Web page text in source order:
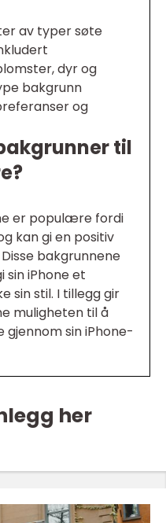
av typer søte
dyr og
bakgrunn
og
til
er populære fordi
kan gi en positiv
bakgrunnene
sin iPhone et
sin stil. I tillegg gir
muligheten til å
gjennom sin iPhone-
her